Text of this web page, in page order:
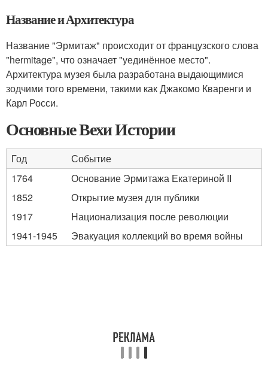
Название и Архитектура
Название "Эрмитаж" происходит от французского слова
"hermitage", что означает "уединённое место".
Архитектура музея была разработана выдающимися
зодчими того времени, такими как Джакомо Кваренги и
Карл Росси.
Основные Вехи Истории
Год
Событие
1764
Основание Эрмитажа Екатериной II
1852
Открытие музея для публики
1917
Национализация после революции
1941-1945
Эвакуация коллекций во время войны